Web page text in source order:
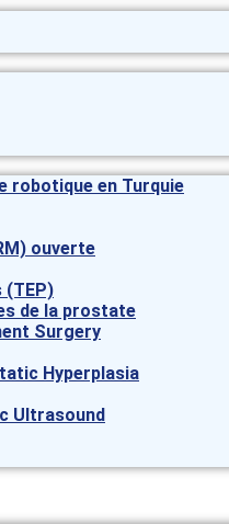
robotique en Turquie
ouverte
(TEP)
de la prostate
Surgery
Hyperplasia
Ultrasound